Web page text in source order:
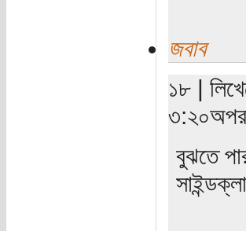
জবাব
১৮ |
বুঝতে